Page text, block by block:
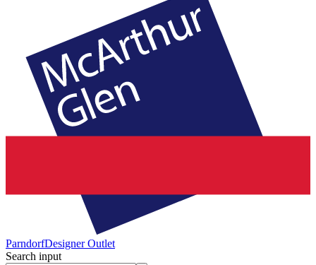
ParndorfDesigner Outlet
Search input